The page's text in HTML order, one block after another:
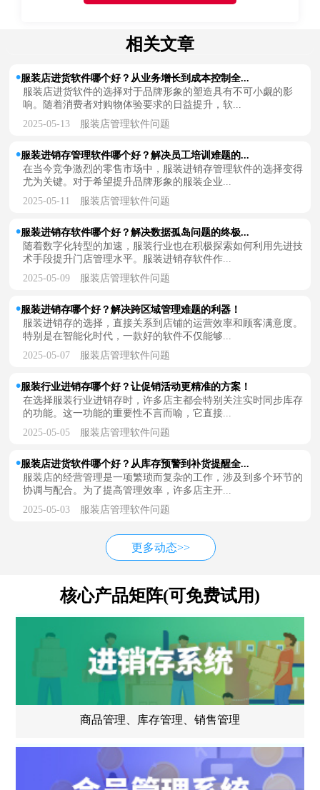
相关文章
服装店进货软件哪个好？从业务增长到成本控制全...
服装店进货软件的选择对于品牌形象的塑造具有不可小觑的影
响。随着消费者对购物体验要求的日益提升，软...
2025-05-13 服装店管理软件问题
服装进销存管理软件哪个好？解决员工培训难题的...
在当今竞争激烈的零售市场中，服装进销存管理软件的选择变得
尤为关键。对于希望提升品牌形象的服装企业...
2025-05-11 服装店管理软件问题
服装进销存软件哪个好？解决数据孤岛问题的终极...
随着数字化转型的加速，服装行业也在积极探索如何利用先进技
术手段提升门店管理水平。服装进销存软件作...
2025-05-09 服装店管理软件问题
服装进销存哪个好？解决跨区域管理难题的利器！
服装进销存的选择，直接关系到店铺的运营效率和顾客满意度。
特别是在智能化时代，一款好的软件不仅能够...
2025-05-07 服装店管理软件问题
服装行业进销存哪个好？让促销活动更精准的方案！
在选择服装行业进销存时，许多店主都会特别关注实时同步库存
的功能。这一功能的重要性不言而喻，它直接...
2025-05-05 服装店管理软件问题
服装店进货软件哪个好？从库存预警到补货提醒全...
服装店的经营管理是一项繁琐而复杂的工作，涉及到多个环节的
协调与配合。为了提高管理效率，许多店主开...
2025-05-03 服装店管理软件问题
更多动态>>
核心产品矩阵(可免费试用)
商品管理、库存管理、销售管理